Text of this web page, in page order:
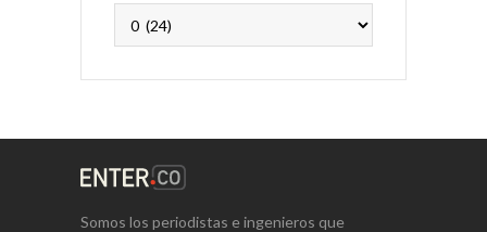
Somos los periodistas e ingenieros que